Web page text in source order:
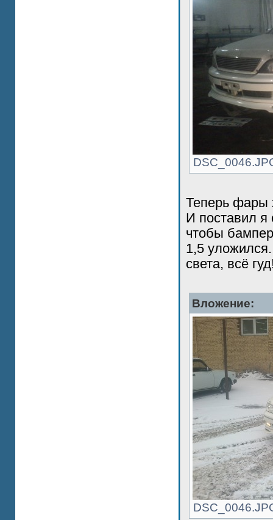
Теперь фары
И поставил я
чтобы
1,5
света, всё
Вложение: